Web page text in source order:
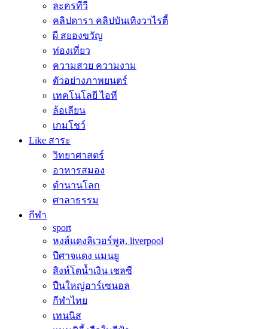
ละครทีวี
คลิปดารา คลิปบันเทิงวาไรตี้
ผี สยองขวัญ
ท่องเที่ยว
ความสวย ความงาม
ตัวอย่างภาพยนตร์
เทคโนโลยี ไอที
ล้อเลียน
เกมโชว์
Like สาระ
วิทยาศาสตร์
อาหารสมอง
ตำนานโลก
ศาลาธรรม
กีฬา
sport
หงส์แดงลิเวอร์พูล, liverpool
ปีศาจแดง แมนยู
สิงห์โตน้ำเงิน เชลซี
ปืนใหญ่อาร์เซนอล
กีฬาไทย
เทนนิส